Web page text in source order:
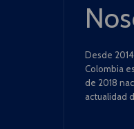
Desde
Colombia
de 2018
actualidad